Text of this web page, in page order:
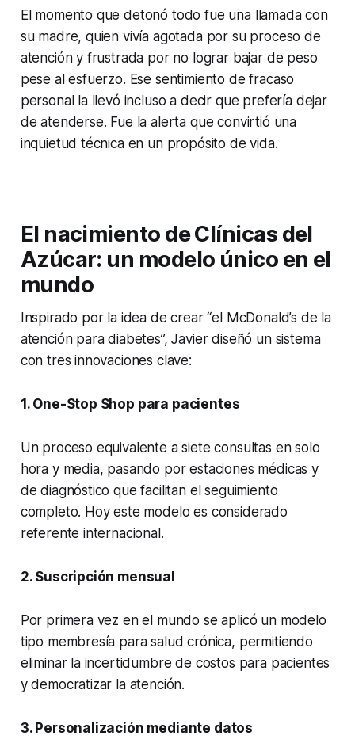
El momento que detonó todo fue una llamada con
su madre, quien vivía agotada por su proceso de
atención y frustrada por no lograr bajar de peso
pese al esfuerzo. Ese sentimiento de fracaso
personal la llevó incluso a decir que prefería dejar
de atenderse. Fue la alerta que convirtió una
inquietud técnica en un propósito de vida.
El nacimiento de Clínicas del
Azúcar: un modelo único en el
mundo
Inspirado por la idea de crear “el McDonald’s de la
atención para diabetes”, Javier diseñó un sistema
con tres innovaciones clave:
1. One-Stop Shop para pacientes
Un proceso equivalente asiete consultas en solo
hora y media, pasando por estaciones médicas y
de diagnóstico que facilitan el seguimiento
completo. Hoy este modelo es considerado
referente internacional.
2. Suscripción mensual
Por primera vez en el mundo se aplicó un modelo
tipo membresía para salud crónica, permitiendo
eliminar la incertidumbre de costos para pacientes
y democratizar la atención.
3. Personalización mediante datos